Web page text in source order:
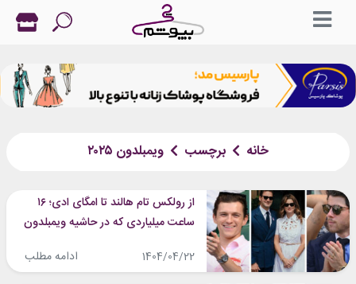
خانه برچسب ویمبلدون ۲۰۲۵
از رولکس تام هالند تا امگای ادی؛ ۱۶
ساعت میلیاردی که در حاشیه ویمبلدون
1404/04/22 ادامه مطلب